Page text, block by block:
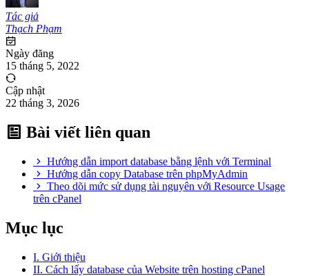
Tác giả
Thạch Phạm
Ngày đăng
15 tháng 5, 2022
Cập nhật
22 tháng 3, 2026
Bài viết liên quan
Hướng dẫn import database bằng lệnh với Terminal
Hướng dẫn copy Database trên phpMyAdmin
Theo dõi mức sử dụng tài nguyên với Resource Usage
trên cPanel
Mục lục
I. Giới thiệu
II. Cách lấy database của Website trên hosting cPanel